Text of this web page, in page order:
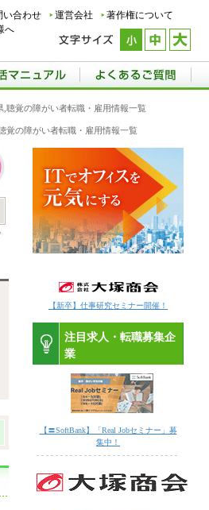
い合わせ 運営会社
著作権について
へ
,聴覚の障がい者転職・雇用情報一覧
覚の障がい者転職・雇用情報一覧
【新卒】仕事研究セミナー開催！
注目求人・転職募集企
業
【〓SoftBank】「Real Jobセミナー」募
集中！